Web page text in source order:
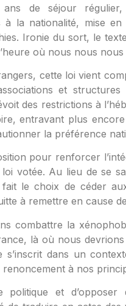
de séjour
à la nationalité, mise
Ironie du sort, le texte
où nous nous nous
cette loi vient
et structures
des restrictions à
entravant plus
la préférence
pour renforcer
votée. Au lieu de se
le choix de céder
à remettre en cause
combattre la
là où nous
s’inscrit dans un
à nos
et d’opposer